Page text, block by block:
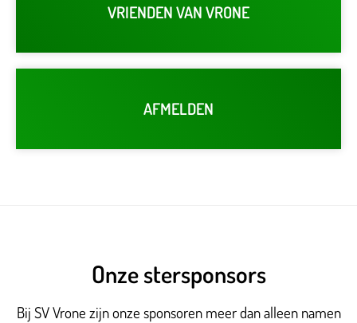
VRIENDEN VAN VRONE
AFMELDEN
Onze stersponsors
Bij SV Vrone zijn onze sponsoren meer dan alleen namen